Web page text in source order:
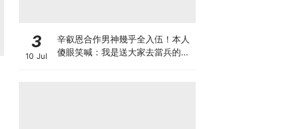
3
10 Jul
辛叡恩合作男神幾乎全入伍！本人
傻眼笑喊：我是送大家去當兵的人